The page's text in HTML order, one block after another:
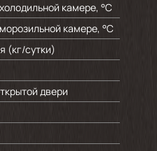
камере, °C
камере, °C
(кг/cутки)
двери